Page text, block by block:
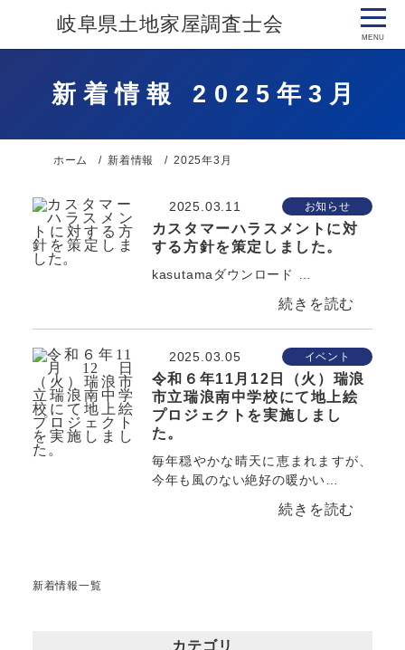
岐阜県土地家屋調査士会
新着情報 2025年3月
ホーム 新着情報 2025年3月
2025.03.11 お知らせ
カスタマーハラスメントに対
する方針を策定しました。
kasutamaダウンロード …
2025.03.05 イベント
令和６年11月12日（火）瑞浪
市立瑞浪南中学校にて地上絵
プロジェクトを実施しまし
た。
毎年穏やかな晴天に恵まれますが、
今年も風のない絶好の暖かい…
新着情報一覧
カテゴリ